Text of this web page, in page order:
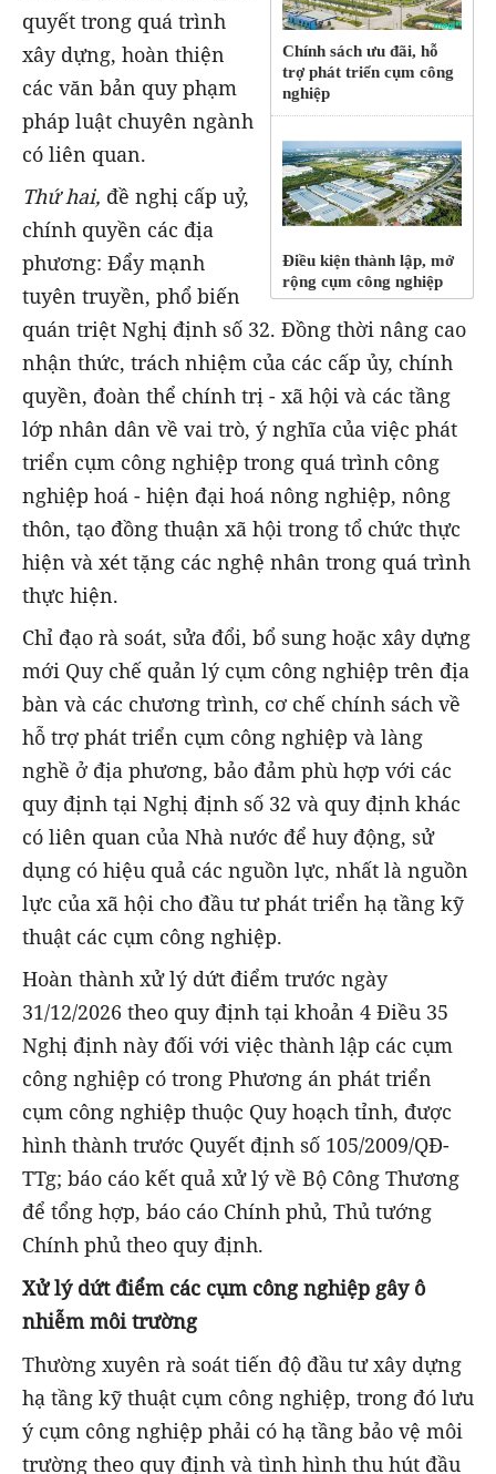
Chính sách ưu đãi, hỗ
trợ phát triển cụm công
nghiệp
Điều kiện thành lập, mở
rộng cụm công nghiệp
quyết trong quá trình
xây dựng, hoàn thiện
các văn bản quy phạm
pháp luật chuyên ngành
có liên quan.
Thứ hai, đề nghị cấp uỷ,
chính quyền các địa
phương: Đẩy mạnh
tuyên truyền, phổ biến
quán triệt Nghị định số 32. Đồng thời nâng cao
nhận thức, trách nhiệm của các cấp ủy, chính
quyền, đoàn thể chính trị - xã hội và các tầng
lớp nhân dân về vai trò, ý nghĩa của việc phát
triển cụm công nghiệp trong quá trình công
nghiệp hoá - hiện đại hoá nông nghiệp, nông
thôn, tạo đồng thuận xã hội trong tổ chức thực
hiện và xét tặng các nghệ nhân trong quá trình
thực hiện.
Chỉ đạo rà soát, sửa đổi, bổ sung hoặc xây dựng
mới Quy chế quản lý cụm công nghiệp trên địa
bàn và các chương trình, cơ chế chính sách về
hỗ trợ phát triển cụm công nghiệp và làng
nghề ở địa phương, bảo đảm phù hợp với các
quy định tại Nghị định số 32 và quy định khác
có liên quan của Nhà nước để huy động, sử
dụng có hiệu quả các nguồn lực, nhất là nguồn
lực của xã hội cho đầu tư phát triển hạ tầng kỹ
thuật các cụm công nghiệp.
Hoàn thành xử lý dứt điểm trước ngày
31/12/2026 theo quy định tại khoản 4 Điều 35
Nghị định này đối với việc thành lập các cụm
công nghiệp có trong Phương án phát triển
cụm công nghiệp thuộc Quy hoạch tỉnh, được
hình thành trước Quyết định số 105/2009/QĐ-
TTg; báo cáo kết quả xử lý về Bộ Công Thương
để tổng hợp, báo cáo Chính phủ, Thủ tướng
Chính phủ theo quy định.
Xử lý dứt điểm các cụm công nghiệp gây ô
nhiễm môi trường
Thường xuyên rà soát tiến độ đầu tư xây dựng
hạ tầng kỹ thuật cụm công nghiệp, trong đó lưu
ý cụm công nghiệp phải có hạ tầng bảo vệ môi
trường theo quy định và tình hình thu hút đầu